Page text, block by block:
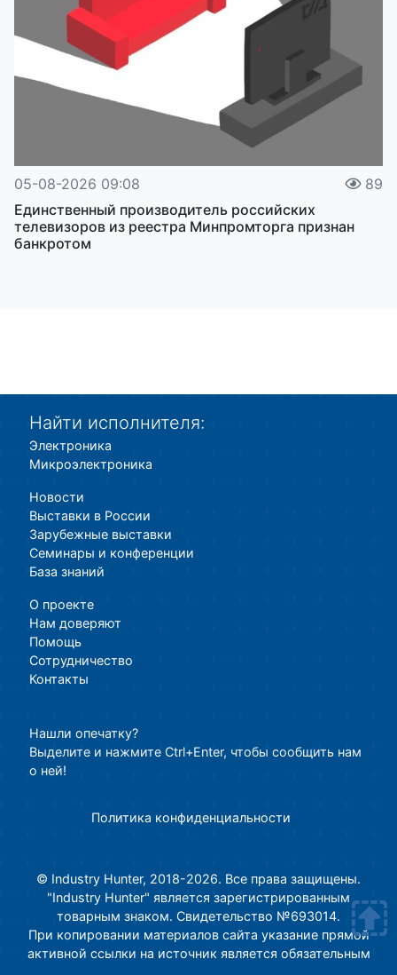
05-08-2026 09:08
89
Единственный производитель российских
телевизоров из реестра Минпромторга признан
банкротом
Найти исполнителя:
Электроника
Микроэлектроника
Новости
Выставки в России
Зарубежные выставки
Семинары и конференции
База знаний
О проекте
Нам доверяют
Помощь
Сотрудничество
Контакты
Нашли опечатку?
Выделите и нажмите Ctrl+Enter, чтобы сообщить нам
о ней!
Политика конфиденциальности
© Industry Hunter, 2018-2026. Все права защищены.
"Industry Hunter" является зарегистрированным
товарным знаком. Свидетельство №693014.
При копировании материалов сайта указание прямой
активной ссылки на источник является обязательным